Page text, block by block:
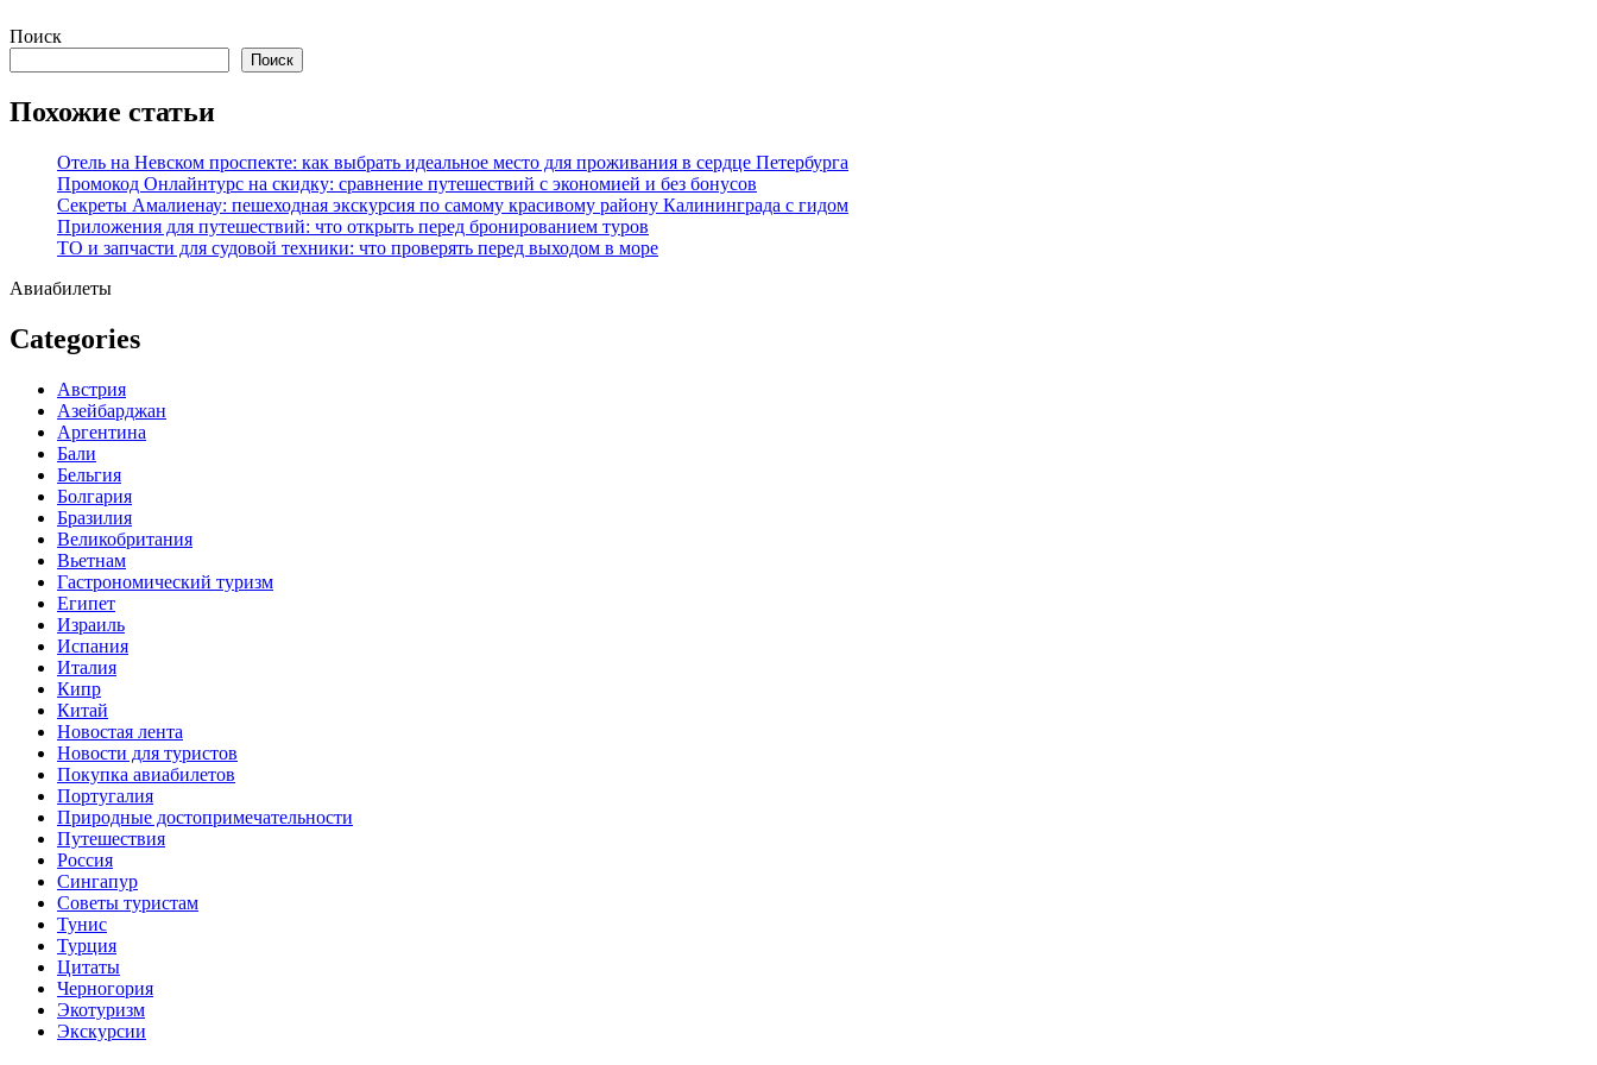
Перейти
содержимому
Поиск
Поиск
Похожие статьи
Отель на Невском проспекте: как выбрать идеальное место для проживания в сердце Петербурга
Промокод Онлайнтурс на скидку: сравнение путешествий с экономией и без бонусов
Секреты Амалиенау: пешеходная экскурсия по самому красивому району Калининграда с гидом
Приложения для путешествий: что открыть перед бронированием туров
ТО и запчасти для судовой техники: что проверять перед выходом в море
Авиабилеты
Categories
Австрия
Азейбарджан
Аргентина
Бали
Бельгия
Болгария
Бразилия
Великобритания
Вьетнам
Гастрономический туризм
Египет
Израиль
Испания
Италия
Кипр
Китай
Новостая лента
Новости для туристов
Покупка авиабилетов
Португалия
Природные достопримечательности
Путешествия
Россия
Сингапур
Советы туристам
Тунис
Турция
Цитаты
Черногория
Экотуризм
Экскурсии